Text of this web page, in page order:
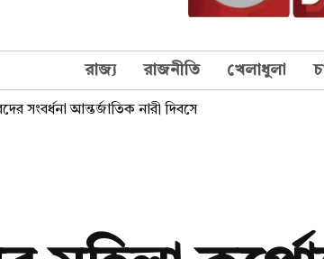
রাজ্য রাজনীতি খেলাধুলা
সংবর্ধনা আন্তর্জাতিক নারী দিবসে